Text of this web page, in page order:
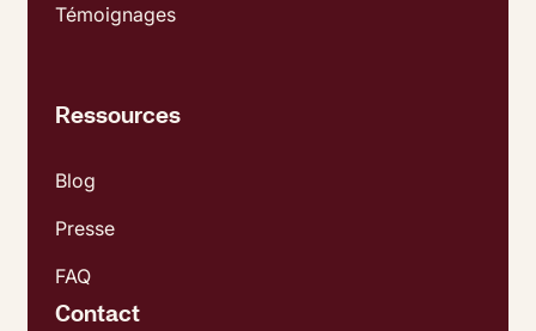
Témoignages
Ressources
Blog
Presse
FAQ
Contact